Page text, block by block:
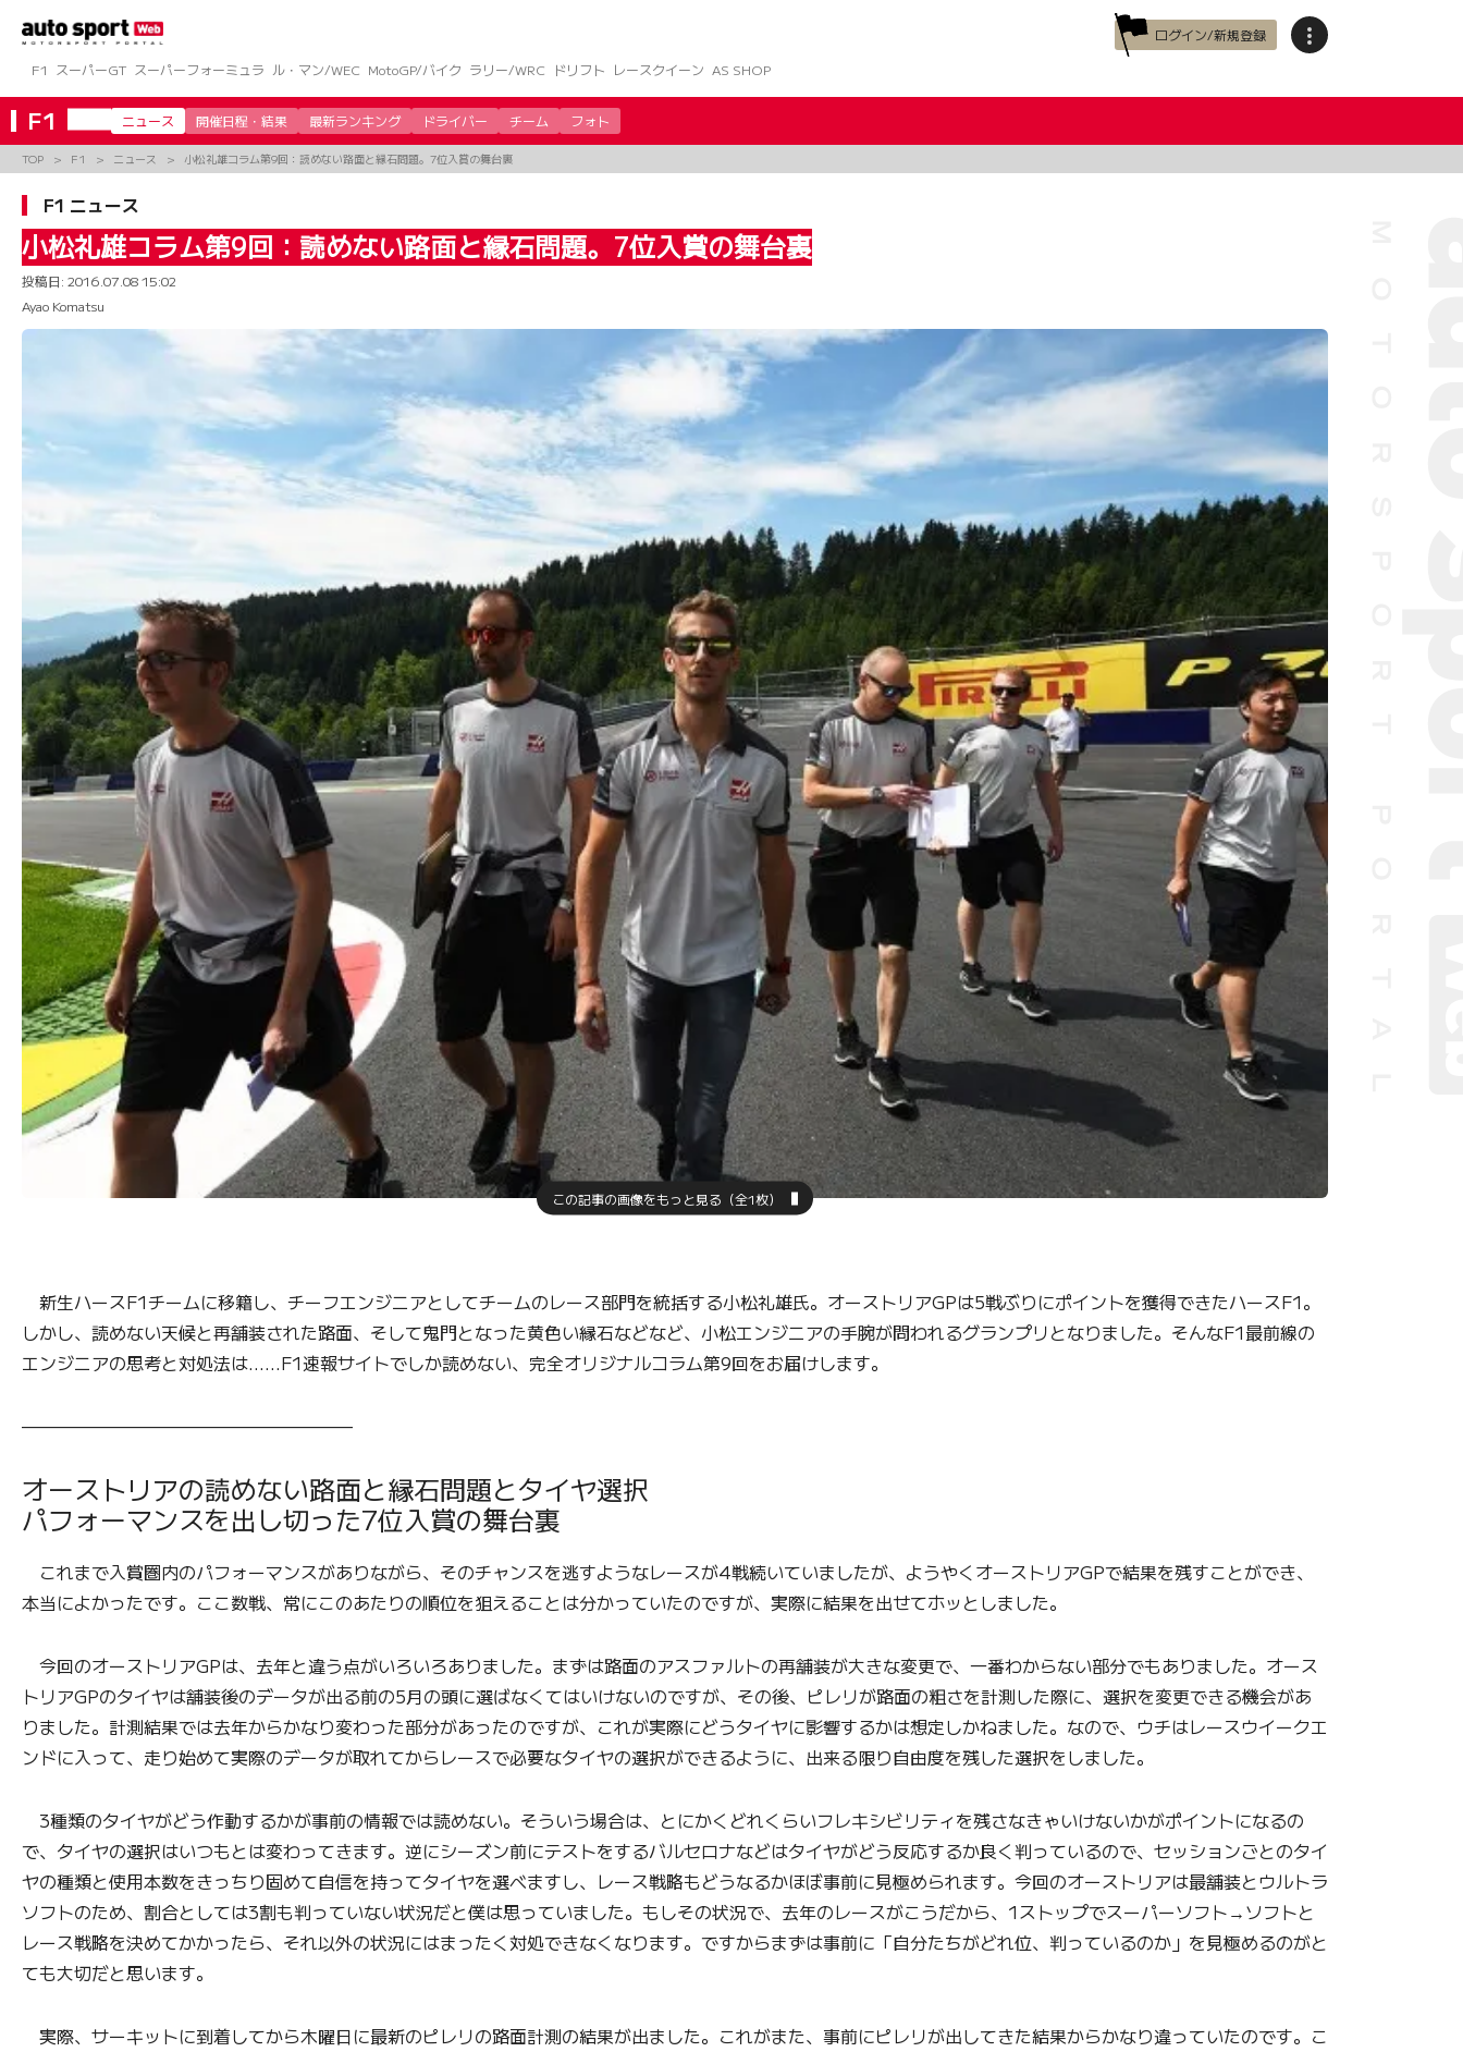
ツ
へ
ス
キ
ッ
ログイン/新規登録
F1
スーパーGT スーパーフォーミュラ ル・マン/WEC MotoGP/バイク ラリー/WRC ドリフト レースクイーン AS SHOP
F1 ニュース 開催日程・結果 最新ランキング ドライバー チーム フォト
TOP F1 ニュース 小松礼雄コラム第9回：読めない路面と縁石問題。7位入賞の舞台裏
F1 ニュース
小松礼雄コラム第9回：読めない路面と縁石問題。7位入賞の舞台裏
投稿日: 2016.07.08 15:02
Ayao Komatsu
この記事の画像をもっと見る（全1枚）
新生ハースF1チームに移籍し、チーフエンジニアとしてチームのレース部門を統括する小松礼雄氏。オーストリアGPは5戦ぶりにポイントを獲得できたハースF1。
しかし、読めない天候と再舗装された路面、そして鬼門となった黄色い縁石などなど、小松エンジニアの手腕が問われるグランプリとなりました。そんなF1最前線の
エンジニアの思考と対処法は……F1速報サイトでしか読めない、完全オリジナルコラム第9回をお届けします。
———————————————————
オーストリアの読めない路面と縁石問題とタイヤ選択
パフォーマンスを出し切った7位入賞の舞台裏
これまで入賞圏内のパフォーマンスがありながら、そのチャンスを逃すようなレースが4戦続いていましたが、ようやくオーストリアGPで結果を残すことができ、
本当によかったです。ここ数戦、常にこのあたりの順位を狙えることは分かっていたのですが、実際に結果を出せてホッとしました。
今回のオーストリアGPは、去年と違う点がいろいろありました。まずは路面のアスファルトの再舗装が大きな変更で、一番わからない部分でもありました。オース
トリアGPのタイヤは舗装後のデータが出る前の5月の頭に選ばなくてはいけないのですが、その後、ピレリが路面の粗さを計測した際に、選択を変更できる機会があ
りました。計測結果では去年からかなり変わった部分があったのですが、これが実際にどうタイヤに影響するかは想定しかねました。なので、ウチはレースウイークエ
ンドに入って、走り始めて実際のデータが取れてからレースで必要なタイヤの選択ができるように、出来る限り自由度を残した選択をしました。
3種類のタイヤがどう作動するかが事前の情報では読めない。そういう場合は、とにかくどれくらいフレキシビリティを残さなきゃいけないかがポイントになるの
で、タイヤの選択はいつもとは変わってきます。逆にシーズン前にテストをするバルセロナなどはタイヤがどう反応するか良く判っているので、セッションごとのタイ
ヤの種類と使用本数をきっちり固めて自信を持ってタイヤを選べますし、レース戦略もどうなるかほぼ事前に見極められます。今回のオーストリアは最舗装とウルトラ
ソフトのため、割合としては3割も判っていない状況だと僕は思っていました。もしその状況で、去年のレースがこうだから、1ストップでスーパーソフト→ソフトと
レース戦略を決めてかかったら、それ以外の状況にはまったく対処できなくなります。ですからまずは事前に「自分たちがどれ位、判っているのか」を見極めるのがと
ても大切だと思います。
実際、サーキットに到着してから木曜日に最新のピレリの路面計測の結果が出ました。これがまた、事前にピレリが出してきた結果からかなり違っていたのです。こ